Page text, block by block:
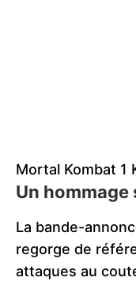
Mortal Kombat 1
Un hommage
La bande-
regorge de
attaques au